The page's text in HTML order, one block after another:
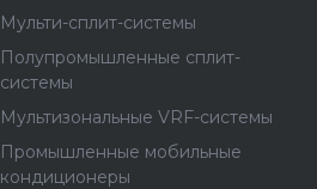
Мульти-сплит-системы
Полупромышленные сплит-
системы
Мультизональные VRF-системы
Промышленные мобильные
кондиционеры